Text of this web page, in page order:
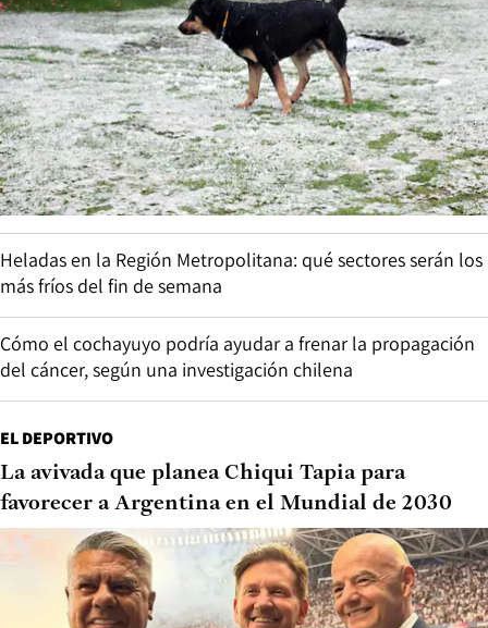
Heladas en la Región Metropolitana: qué sectores serán los
más fríos del fin de semana
Cómo el cochayuyo podría ayudar a frenar la propagación
del cáncer, según una investigación chilena
EL DEPORTIVO
La avivada que planea Chiqui Tapia para
favorecer a Argentina en el Mundial de 2030